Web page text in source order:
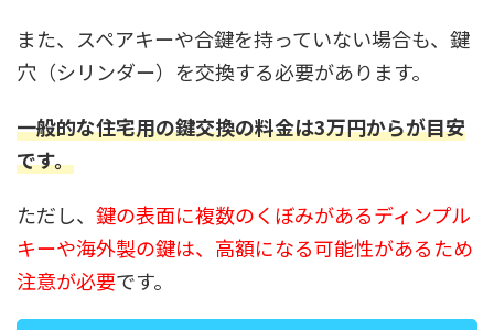
また、スペアキーや合鍵を持っていない場合も、鍵
穴（シリンダー）を交換する必要があります。
一般的な住宅用の鍵交換の料金は3万円からが目安
です。
ただし、 鍵の表面に複数のくぼみがあるディンプル
キーや海外製の鍵は、高額になる可能性があるため
注意が必要です。